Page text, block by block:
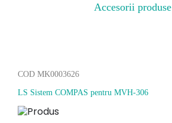
Accesorii produse
COD MK0003626
LS Sistem COMPAS pentru MVH-306